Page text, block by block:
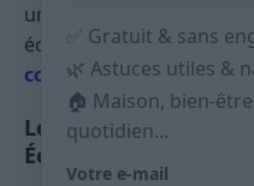
un écran. Cependant,
écrans peut contribuer à
comment réduire cette
Le Lien entre le
Écrans et l’Anxiété
✅ Gratuit & sans
🌿 Astuces utiles &
🏠 Maison, bien-
quotidien...
Votre e-mail